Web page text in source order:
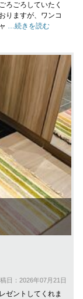
ろごろしていたく
りますが、ワンコ
…続きを読む
日：2026年07月21日
ゼントしてくれま